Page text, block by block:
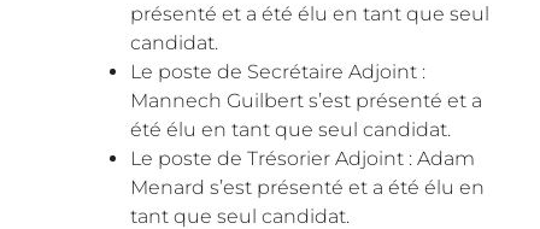
présenté et a été élu en tant que seul
candidat.
Le poste de Secrétaire Adjoint :
Mannech Guilbert s’est présenté et a
été élu en tant que seul candidat.
Le poste de Trésorier Adjoint : Adam
Menard s’est présenté et a été élu en
tant que seul candidat.